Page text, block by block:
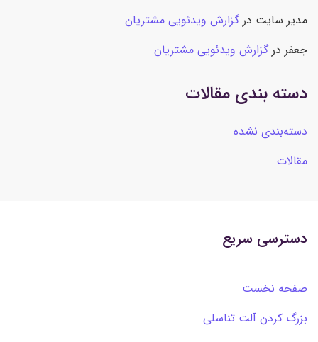
مدیر سایت درگزارش ویدئویی مشتریان
جعفر درگزارش ویدئویی مشتریان
دسته بندی مقالات
دسته‌بندی نشده
مقالات
دسترسی سریع
صفحه نخست
بزرگ کردن آلت تناسلی